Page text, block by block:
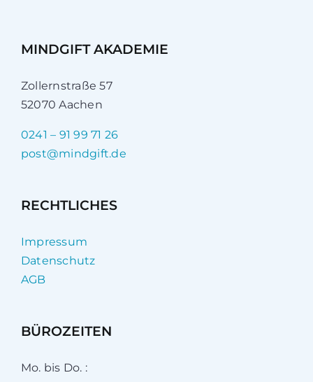
MINDGIFT AKADEMIE
Zollernstraße 57
52070 Aachen
0241 – 91 99 71 26
post@mindgift.de
RECHTLICHES
Impressum
Datenschutz
AGB
BÜROZEITEN
Mo. bis Do. :